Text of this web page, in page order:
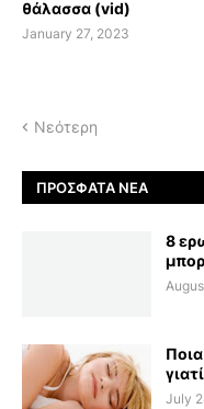
θάλασσα (vid)
January 27, 2023
Νεότερη
ΠΡΌΣΦΑΤΑ ΝΈΑ
8
July